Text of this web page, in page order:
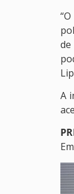
A